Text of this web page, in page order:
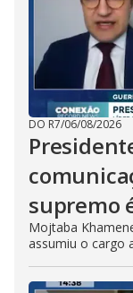
DO R7/06/08/2026
supremo
Mojtaba
assumiu o cargo